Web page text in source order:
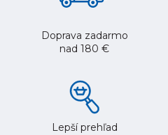
Doprava zadarmo
nad 180 €
Lepší prehľad